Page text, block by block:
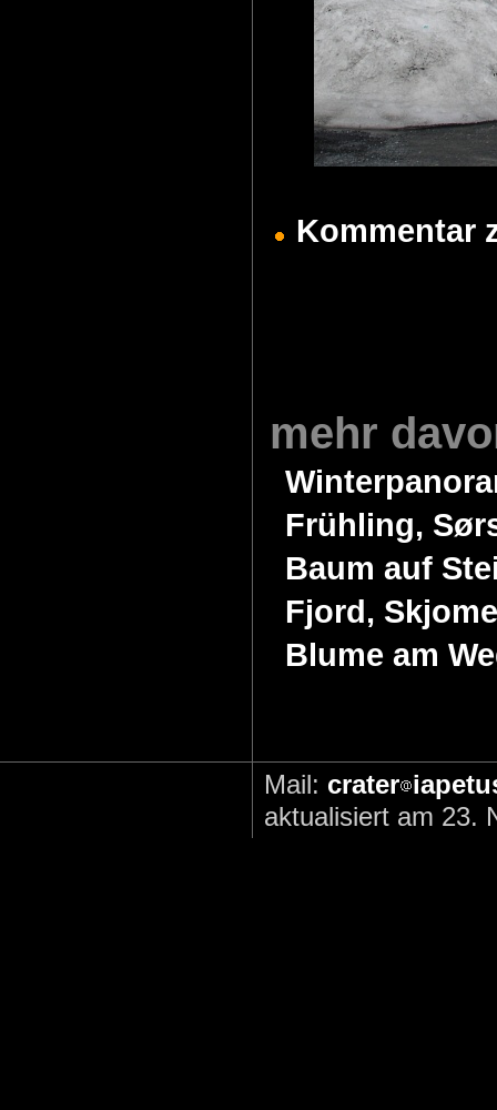
Kommentar
mehr
Frühling,
Baum auf
Fjord,
Blume am
Mail: crater
aktualisiert am 23.